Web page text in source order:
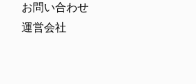
お問い合わせ
運営会社